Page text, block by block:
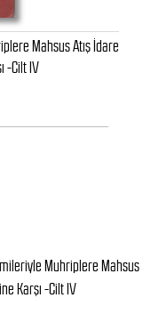
Mahsus Atış İdare
-Cilt IV
Muhriplere Mahsus
Karşı -Cilt IV